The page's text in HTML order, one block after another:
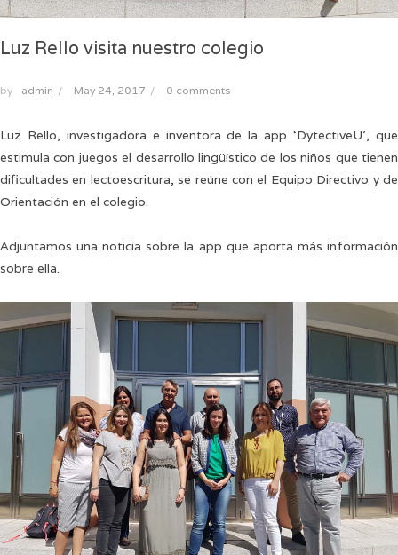
Luz Rello visita nuestro colegio
by admin / May 24, 2017 / 0 comments
Luz Rello, investigadora e inventora de la app ‘DytectiveU’, que
estimula con juegos el desarrollo lingüístico de los niños que tienen
dificultades en lectoescritura, se reúne con el Equipo Directivo y de
Orientación en el colegio.
Adjuntamos una noticia sobre la app que aporta más información
sobre ella.